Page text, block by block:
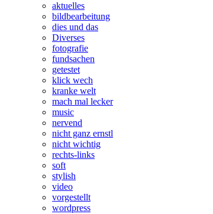
aktuelles
bildbearbeitung
dies und das
Diverses
fotografie
fundsachen
getestet
klick wech
kranke welt
mach mal lecker
music
nervend
nicht ganz ernstl
nicht wichtig
rechts-links
soft
stylish
video
vorgestellt
wordpress